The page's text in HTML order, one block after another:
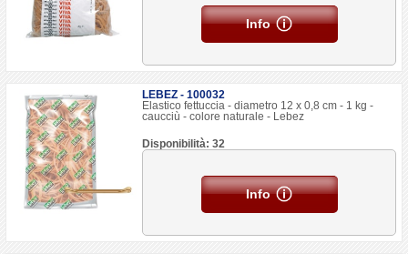
Info
LEBEZ - 100032
Elastico fettuccia - diametro 12 x 0,8 cm - 1 kg -
caucciù - colore naturale - Lebez
Disponibilità: 32
Info